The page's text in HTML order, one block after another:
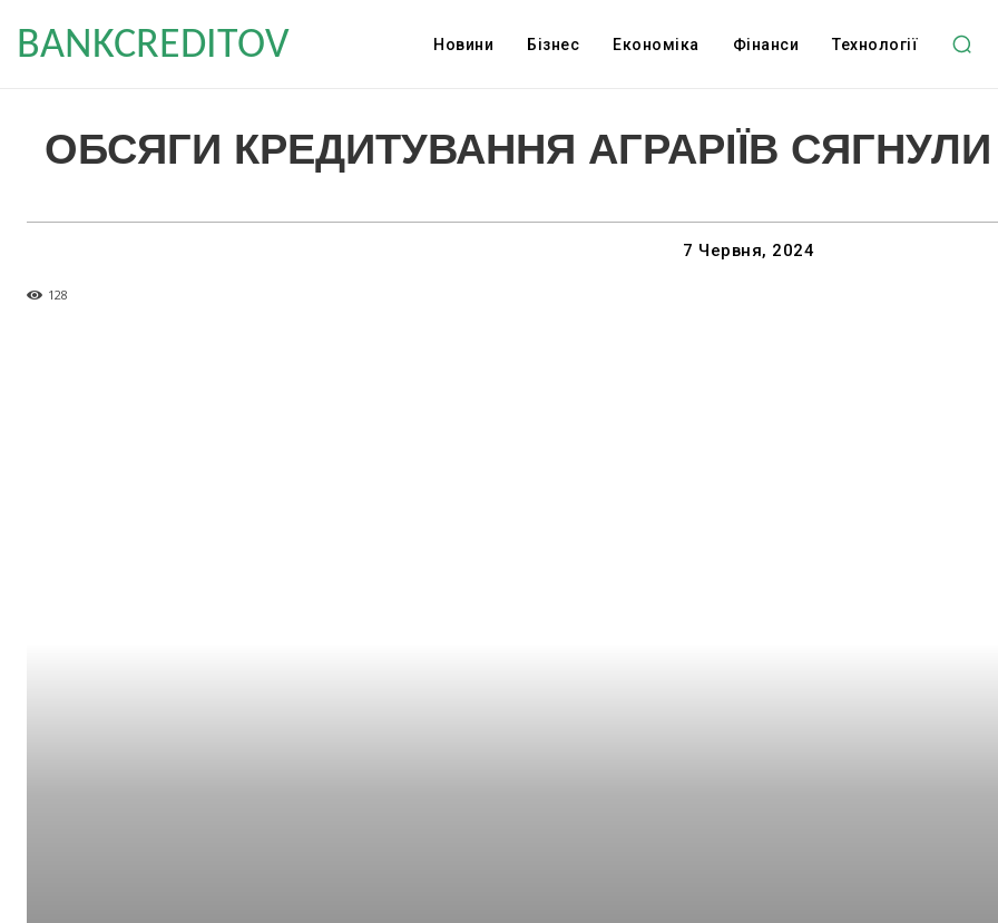
BANKCREDITOV Новини Бізнес Економіка Фінанси Технології
ОБСЯГИ КРЕДИТУВАННЯ АГРАРІЇВ
7 Червня, 2024
128